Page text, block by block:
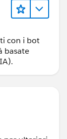
con i bot
basate